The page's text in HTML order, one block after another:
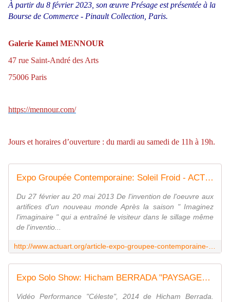
À partir du 8 février 2023, son œuvre Présage est présentée à la
Bourse de Commerce - Pinault Collection, Paris.
Galerie Kamel MENNOUR
47 rue Saint-André des Arts
75006 Paris
https://mennour.com/
Jours et horaires d’ouverture : du mardi au samedi de 11h à 19h.
Expo Groupée Contemporaine: Soleil Froid - ACTUART by Eric SIMON
Du 27 février au 20 mai 2013 De l'invention de l'oeuvre aux
artifices d'un nouveau monde Après la saison " Imaginez
l'imaginaire " qui a entraîné le visiteur dans le sillage même
de l'inventio...
Expo Solo Show: Hicham BERRADA "PAYSAGES A CIRCADIENS" - ACTUART by Eric SIMON
Vidéo Performance "Céleste", 2014 de Hicham Berrada.